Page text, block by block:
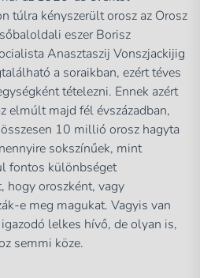
túlra kényszerült orosz az Orosz
eszer Borisz
Anasztaszij Vonszjackijig
a soraikban, ezért téves
tételezni. Ennek azért
elmúlt majd fél évszázadban,
10 millió orosz hagyta
sokszínűek, mint
fontos különbséget
hogy oroszként, vagy
e meg magukat. Vagyis van
lelkes hívő, de olyan is,
semmi köze.